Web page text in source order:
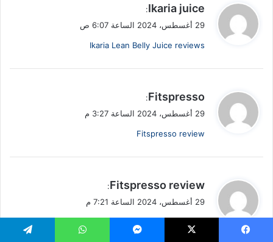
ي
ق
ل
Ikaria juice
:
29 أغسطس، 2024 الساعة 6:07 ص
Ikaria Lean Belly Juice reviews
ي
ق
ل
Fitspresso
:
29 أغسطس، 2024 الساعة 3:27 م
Fitspresso review
ي
ق
Fitspresso review
:
29 أغسطس، 2024 الساعة 7:21 م